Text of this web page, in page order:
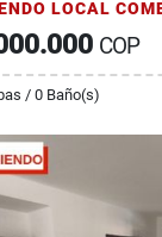
LOCAL
COP
/ 0 Baño(s)